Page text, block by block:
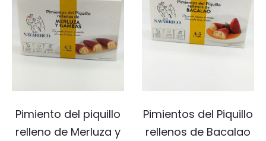
Pimiento del piquillo
relleno de Merluza y
Pimientos del Piquillo
rellenos de Bacalao